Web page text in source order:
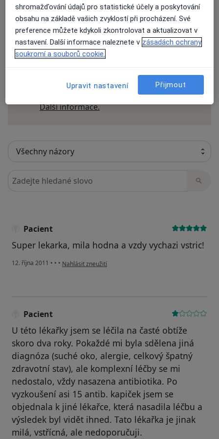
17 názorů
Specialisté nemají možnost zaplatit za
odstranění nebo změnu recenze pacienta.
Další informace.Další informace o názorech
Hledejte v názorech
Pacient
Super lekarka, mila hodna a vzdy vychazi vstric!
12. října 2011 • • • podle názoru uživatele Pacient
Nahlásit zneužití
Pacient
U této lékařky jsem se léčila na časté obtíže
skoro dva roky. Pokaždé mi byla sdělena jiná
diagnóza (suché oko, alergie, celkový špatný
zdravotní stav), ale komplexní léčby se mi
nedostalo, vždy nasazena antibiotika. Po
vyzkoušení asi 15 antib. kapiček jsem se
objednala k jiné lékařce, která nasadila léčbu a
výsledek byl vidět ihned. Tato lékařka je jinak
milá, vstřícná, ale nedoporučuji.
shromažďování údajů pro statistické účely a poskytování
obsahu na základě vašich zvyklostí při procházení. Své
preference můžete kdykoli zkontrolovat a aktualizovat v
nastavení. Další informace naleznete v zásadách ochrany
soukromí a souborů cookie.
Upravit nastavení Přijmout